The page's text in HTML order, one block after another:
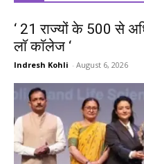
‘ 21 राज्यों के 500 से
लाॅ काॅलेज ‘
Indresh Kohli - August 6, 2026